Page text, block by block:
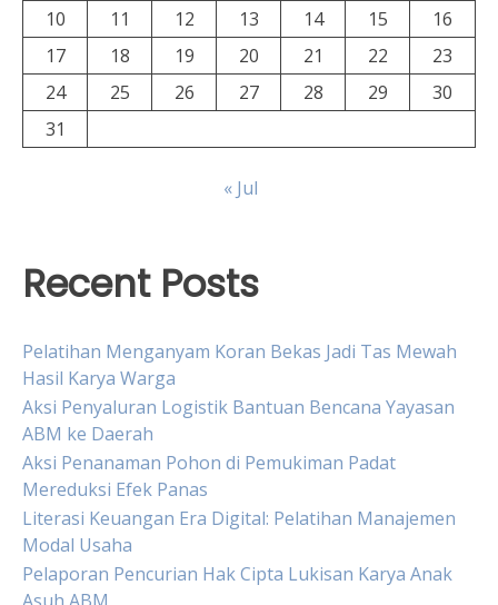
10
11 12 13 14 15
16
17
18 19 20 21 22
23
24
25 26 27 28 29
30
31
« Jul
Recent Posts
Pelatihan Menganyam Koran Bekas Jadi Tas Mewah
Hasil Karya Warga
Aksi Penyaluran Logistik Bantuan Bencana Yayasan
ABM ke Daerah
Aksi Penanaman Pohon di Pemukiman Padat
Mereduksi Efek Panas
Literasi Keuangan Era Digital: Pelatihan Manajemen
Modal Usaha
Pelaporan Pencurian Hak Cipta Lukisan Karya Anak